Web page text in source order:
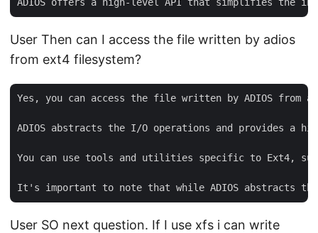
User Then can I access the file written by adios
from ext4 filesystem?
Yes, you can access the file written by ADIOS
ADIOS abstracts the I/O operations and provides a
You can use tools and utilities specific to Ext4,
User SO next question. If I use xfs i can write